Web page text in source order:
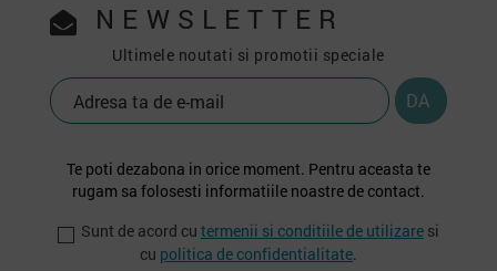
NEWSLETTER
Ultimele noutati si promotii speciale
Te poti dezabona in orice moment. Pentru aceasta te
rugam sa folosesti informatiile noastre de contact.
Sunt de acord cu termenii si conditiile de utilizare si
cu politica de confidentialitate.